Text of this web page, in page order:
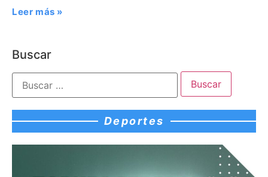
Leer más »
Buscar
Deportes